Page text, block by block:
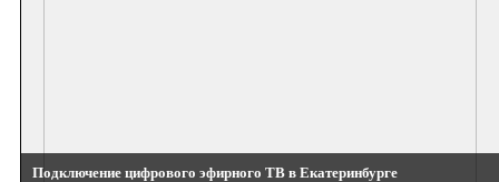
Подключение цифрового эфирного ТВ в Екатеринбурге